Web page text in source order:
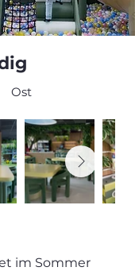
Ost
im Sommer